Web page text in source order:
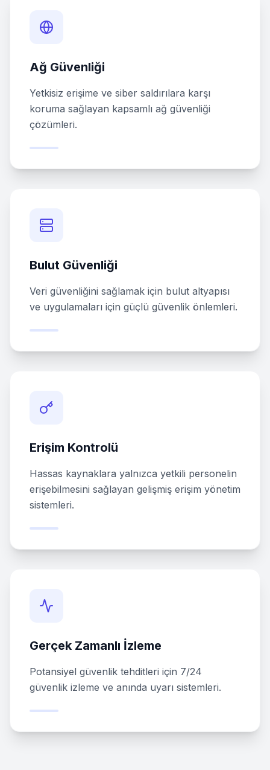
Ağ Güvenliği
Yetkisiz erişime ve siber saldırılara karşı
koruma sağlayan kapsamlı ağ güvenliği
çözümleri.
Bulut Güvenliği
Veri güvenliğini sağlamak için bulut altyapısı
ve uygulamaları için güçlü güvenlik önlemleri.
Erişim Kontrolü
Hassas kaynaklara yalnızca yetkili personelin
erişebilmesini sağlayan gelişmiş erişim yönetim
sistemleri.
Gerçek Zamanlı İzleme
Potansiyel güvenlik tehditleri için 7/24
güvenlik izleme ve anında uyarı sistemleri.